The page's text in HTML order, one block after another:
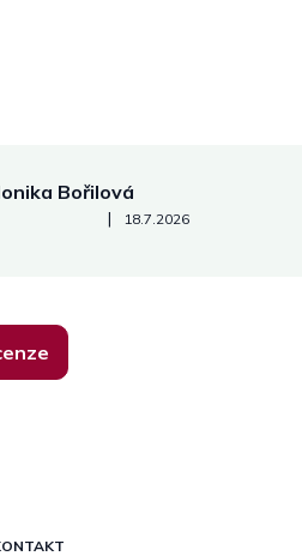
Bořilová
Hodnocení obchodu je 5 z 5 hvězdiček.
| 18.7.2026